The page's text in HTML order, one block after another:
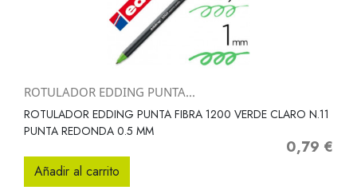
ROTULADOR EDDING PUNTA...
ROTULADOR EDDING PUNTA FIBRA 1200 VERDE CLARO N.11
PUNTA REDONDA 0.5 MM
Precio
0,79 €
Añadir al carrito